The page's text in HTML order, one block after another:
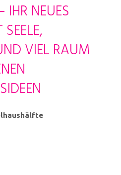
IHR NEUES
VIEL RAUM